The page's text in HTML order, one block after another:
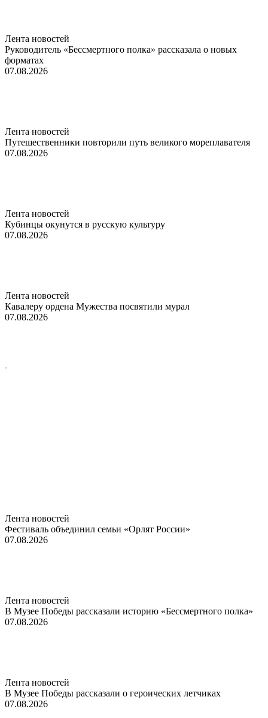
Лента новостей
Руководитель «Бессмертного полка» рассказала о новых
форматах
07.08.2026
Лента новостей
Путешественники повторили путь великого мореплавателя
07.08.2026
Лента новостей
Кубинцы окунутся в русскую культуру
07.08.2026
Лента новостей
Кавалеру ордена Мужества посвятили мурал
07.08.2026
Лента новостей
Фестиваль объединил семьи «Орлят России»
07.08.2026
Лента новостей
В Музее Победы рассказали историю «Бессмертного полка»
07.08.2026
Лента новостей
В Музее Победы рассказали о героических летчиках
07.08.2026